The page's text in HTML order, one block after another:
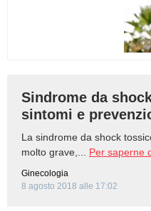
Sindrome da
sintomi e
La sindrome da shock
molto grave,... Per saperne
Ginecologia
8 agosto 2018 alle 17:02